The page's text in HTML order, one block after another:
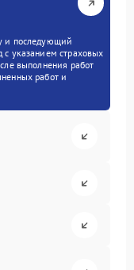
и последующий
с указанием страховых
выполнения работ
работ и